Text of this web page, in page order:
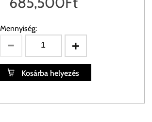
Mennyiség:
Kosárba helyezés